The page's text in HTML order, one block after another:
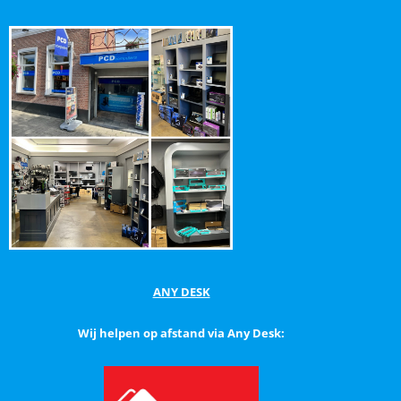
ANY DESK
Wij helpen op afstand via Any Desk: